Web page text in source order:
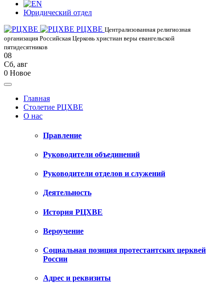
Юридический отдел
РЦХВЕ Централизованная религиозная
организация Российская Церковь христиан веры евангельской
пятидесятников
08
Сб, авг
0 Новое
Главная
Столетие РЦХВЕ
О нас
Правление
Руководители объединений
Руководители отделов и служений
Деятельность
История РЦХВЕ
Вероучение
Социальная позиция протестантских церквей
России
Адрес и реквизиты